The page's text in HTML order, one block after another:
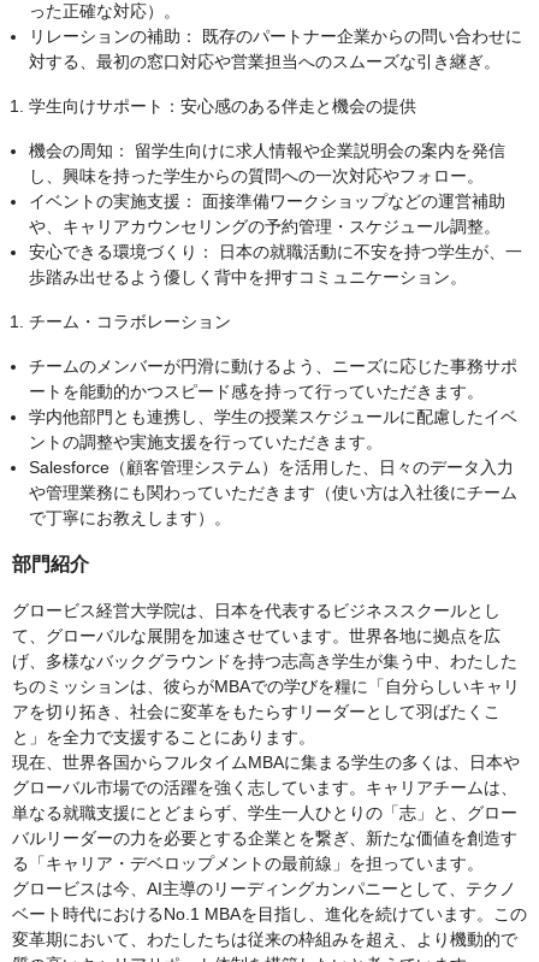
った正確な対応）。
リレーションの補助： 既存のパートナー企業からの問い合わせに
対する、最初の窓口対応や営業担当へのスムーズな引き継ぎ。
学生向けサポート：安心感のある伴走と機会の提供
機会の周知： 留学生向けに求人情報や企業説明会の案内を発信
し、興味を持った学生からの質問への一次対応やフォロー。
イベントの実施支援： 面接準備ワークショップなどの運営補助
や、キャリアカウンセリングの予約管理・スケジュール調整。
安心できる環境づくり： 日本の就職活動に不安を持つ学生が、一
歩踏み出せるよう優しく背中を押すコミュニケーション。
チーム・コラボレーション
チームのメンバーが円滑に動けるよう、ニーズに応じた事務サポ
ートを能動的かつスピード感を持って行っていただきます。
学内他部門とも連携し、学生の授業スケジュールに配慮したイベ
ントの調整や実施支援を行っていただきます。
Salesforce（顧客管理システム）を活用した、日々のデータ入力
や管理業務にも関わっていただきます（使い方は入社後にチーム
で丁寧にお教えします）。
部門紹介
グロービス経営大学院は、日本を代表するビジネススクールとし
て、グローバルな展開を加速させています。世界各地に拠点を広
げ、多様なバックグラウンドを持つ志高き学生が集う中、わたした
ちのミッションは、彼らがMBAでの学びを糧に「自分らしいキャリ
アを切り拓き、社会に変革をもたらすリーダーとして羽ばたくこ
と」を全力で支援することにあります。
現在、世界各国からフルタイムMBAに集まる学生の多くは、日本や
グローバル市場での活躍を強く志しています。キャリアチームは、
単なる就職支援にとどまらず、学生一人ひとりの「志」と、グロー
バルリーダーの力を必要とする企業とを繋ぎ、新たな価値を創造す
る「キャリア・デベロップメントの最前線」を担っています。
グロービスは今、AI主導のリーディングカンパニーとして、テクノ
ベート時代におけるNo.1 MBAを目指し、進化を続けています。この
変革期において、わたしたちは従来の枠組みを超え、より機動的で